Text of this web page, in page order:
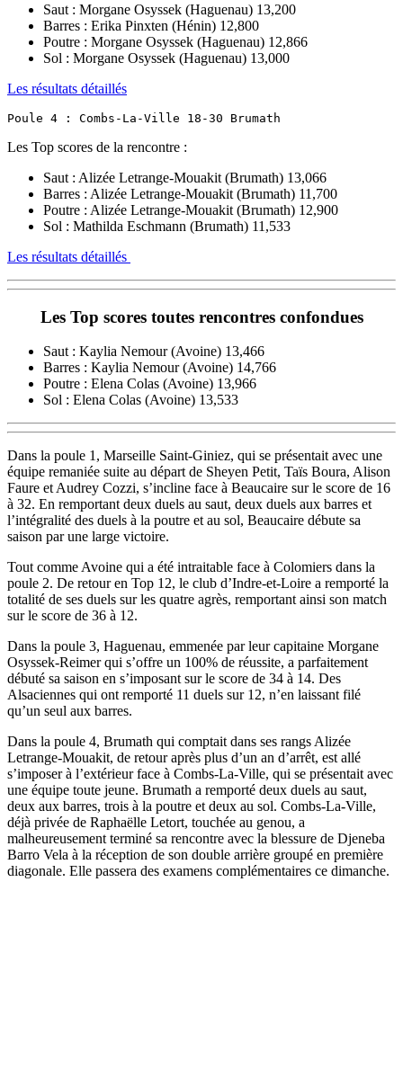
Saut : Morgane Osyssek (Haguenau) 13,200
Barres : Erika Pinxten (Hénin) 12,800
Poutre : Morgane Osyssek (Haguenau) 12,866
Sol : Morgane Osyssek (Haguenau) 13,000
Les résultats détaillés
Poule 4 : Combs-La-Ville 18-30 Brumath
Les Top scores de la rencontre :
Saut : Alizée Letrange-Mouakit (Brumath) 13,066
Barres : Alizée Letrange-Mouakit (Brumath) 11,700
Poutre : Alizée Letrange-Mouakit (Brumath) 12,900
Sol : Mathilda Eschmann (Brumath) 11,533
Les résultats détaillés
Les Top scores toutes rencontres confondues
Saut : Kaylia Nemour (Avoine) 13,466
Barres : Kaylia Nemour (Avoine) 14,766
Poutre : Elena Colas (Avoine) 13,966
Sol : Elena Colas (Avoine) 13,533
Dans la poule 1, Marseille Saint-Giniez, qui se présentait avec une
équipe remaniée suite au départ de Sheyen Petit, Taïs Boura, Alison
Faure et Audrey Cozzi, s’incline face à Beaucaire sur le score de 16
à 32. En remportant deux duels au saut, deux duels aux barres et
l’intégralité des duels à la poutre et au sol, Beaucaire débute sa
saison par une large victoire.
Tout comme Avoine qui a été intraitable face à Colomiers dans la
poule 2. De retour en Top 12, le club d’Indre-et-Loire a remporté la
totalité de ses duels sur les quatre agrès, remportant ainsi son match
sur le score de 36 à 12.
Dans la poule 3, Haguenau, emmenée par leur capitaine Morgane
Osyssek-Reimer qui s’offre un 100% de réussite, a parfaitement
débuté sa saison en s’imposant sur le score de 34 à 14. Des
Alsaciennes qui ont remporté 11 duels sur 12, n’en laissant filé
qu’un seul aux barres.
Dans la poule 4, Brumath qui comptait dans ses rangs Alizée
Letrange-Mouakit, de retour après plus d’un an d’arrêt, est allé
s’imposer à l’extérieur face à Combs-La-Ville, qui se présentait avec
une équipe toute jeune. Brumath a remporté deux duels au saut,
deux aux barres, trois à la poutre et deux au sol. Combs-La-Ville,
déjà privée de Raphaëlle Letort, touchée au genou, a
malheureusement terminé sa rencontre avec la blessure de Djeneba
Barro Vela à la réception de son double arrière groupé en première
diagonale. Elle passera des examens complémentaires ce dimanche.